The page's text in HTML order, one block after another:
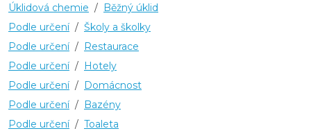
Úklidová chemie / Běžný úklid
Podle určení / Školy a školky
Podle určení / Restaurace
Podle určení / Hotely
Podle určení / Domácnost
Podle určení / Bazény
Podle určení / Toaleta